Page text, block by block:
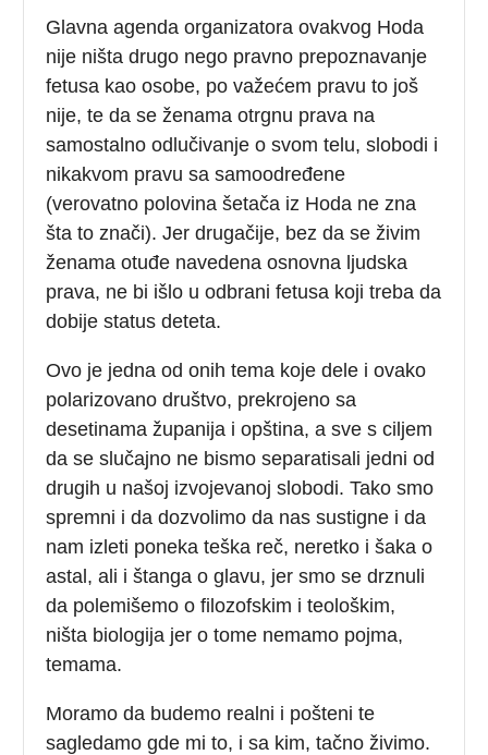
Glavna agenda organizatora ovakvog Hoda
nije ništa drugo nego pravno prepoznavanje
fetusa kao osobe, po važećem pravu to još
nije, te da se ženama otrgnu prava na
samostalno odlučivanje o svom telu, slobodi i
nikakvom pravu sa samoodređene
(verovatno polovina šetača iz Hoda ne zna
šta to znači). Jer drugačije, bez da se živim
ženama otuđe navedena osnovna ljudska
prava, ne bi išlo u odbrani fetusa koji treba da
dobije status deteta.
Ovo je jedna od onih tema koje dele i ovako
polarizovano društvo, prekrojeno sa
desetinama županija i opština, a sve s ciljem
da se slučajno ne bismo separatisali jedni od
drugih u našoj izvojevanoj slobodi. Tako smo
spremni i da dozvolimo da nas sustigne i da
nam izleti poneka teška reč, neretko i šaka o
astal, ali i štanga o glavu, jer smo se drznuli
da polemišemo o filozofskim i teološkim,
ništa biologija jer o tome nemamo pojma,
temama.
Moramo da budemo realni i pošteni te
sagledamo gde mi to, i sa kim, tačno živimo.